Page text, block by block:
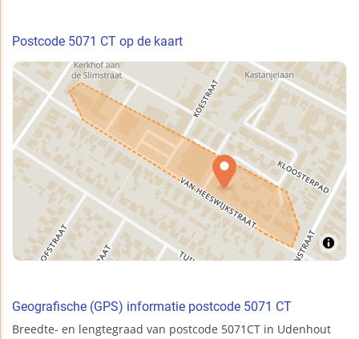
Postcode 5071 CT op de kaart
Geografische (GPS) informatie postcode 5071 CT
Breedte- en lengtegraad van postcode 5071CT in Udenhout